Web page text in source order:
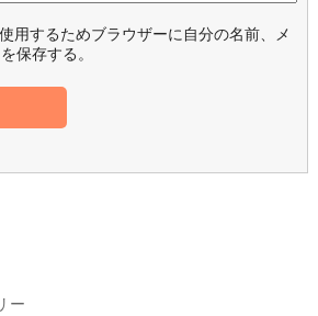
用するためブラウザーに自分の名前、メ
保存する。
ー